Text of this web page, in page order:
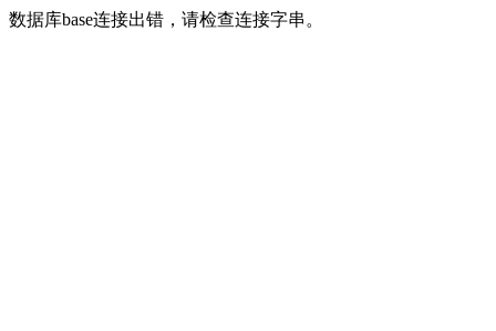
数据库base连接出错，请检查连接字串。